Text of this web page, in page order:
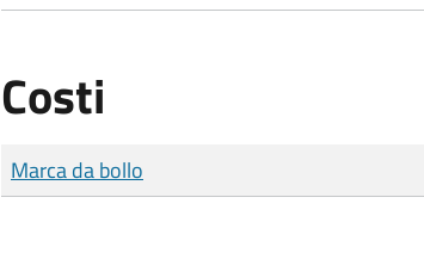
Costi
Tipo di pagamento
Importo
Marca da bollo